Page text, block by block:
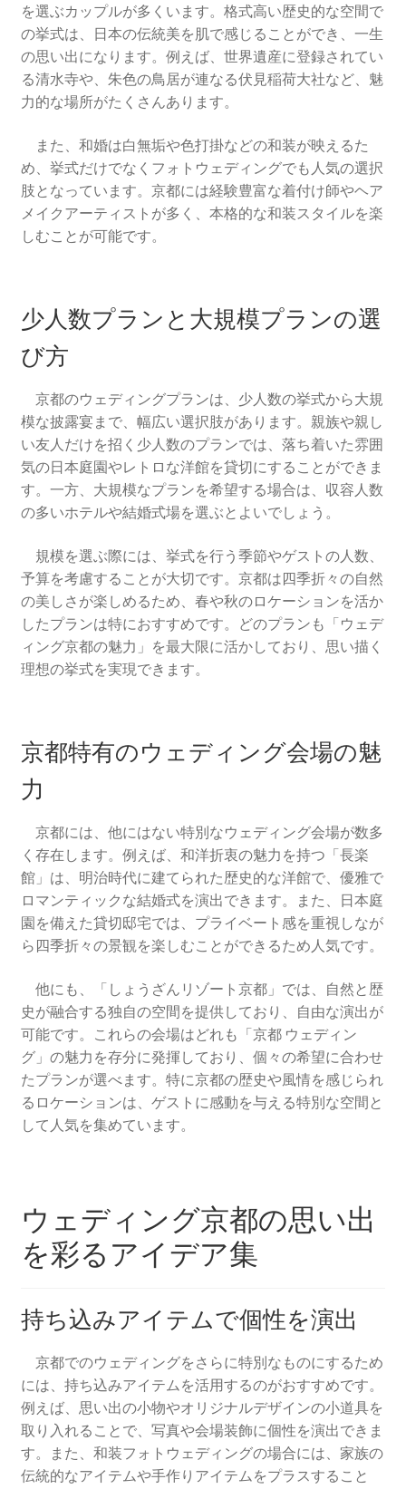
を選ぶカップルが多くいます。格式高い歴史的な空間で
の挙式は、日本の伝統美を肌で感じることができ、一生
の思い出になります。例えば、世界遺産に登録されてい
る清水寺や、朱色の鳥居が連なる伏見稲荷大社など、魅
力的な場所がたくさんあります。
また、和婚は白無垢や色打掛などの和装が映えるた
め、挙式だけでなくフォトウェディングでも人気の選択
肢となっています。京都には経験豊富な着付け師やヘア
メイクアーティストが多く、本格的な和装スタイルを楽
しむことが可能です。
少人数プランと大規模プランの選
び方
京都のウェディングプランは、少人数の挙式から大規
模な披露宴まで、幅広い選択肢があります。親族や親し
い友人だけを招く少人数のプランでは、落ち着いた雰囲
気の日本庭園やレトロな洋館を貸切にすることができま
す。一方、大規模なプランを希望する場合は、収容人数
の多いホテルや結婚式場を選ぶとよいでしょう。
規模を選ぶ際には、挙式を行う季節やゲストの人数、
予算を考慮することが大切です。京都は四季折々の自然
の美しさが楽しめるため、春や秋のロケーションを活か
したプランは特におすすめです。どのプランも「ウェデ
ィング京都の魅力」を最大限に活かしており、思い描く
理想の挙式を実現できます。
京都特有のウェディング会場の魅
力
京都には、他にはない特別なウェディング会場が数多
く存在します。例えば、和洋折衷の魅力を持つ「長楽
館」は、明治時代に建てられた歴史的な洋館で、優雅で
ロマンティックな結婚式を演出できます。また、日本庭
園を備えた貸切邸宅では、プライベート感を重視しなが
ら四季折々の景観を楽しむことができるため人気です。
他にも、「しょうざんリゾート京都」では、自然と歴
史が融合する独自の空間を提供しており、自由な演出が
可能です。これらの会場はどれも「京都 ウェディン
グ」の魅力を存分に発揮しており、個々の希望に合わせ
たプランが選べます。特に京都の歴史や風情を感じられ
るロケーションは、ゲストに感動を与える特別な空間と
して人気を集めています。
ウェディング京都の思い出
を彩るアイデア集
持ち込みアイテムで個性を演出
京都でのウェディングをさらに特別なものにするため
には、持ち込みアイテムを活用するのがおすすめです。
例えば、思い出の小物やオリジナルデザインの小道具を
取り入れることで、写真や会場装飾に個性を演出できま
す。また、和装フォトウェディングの場合には、家族の
伝統的なアイテムや手作りアイテムをプラスすること